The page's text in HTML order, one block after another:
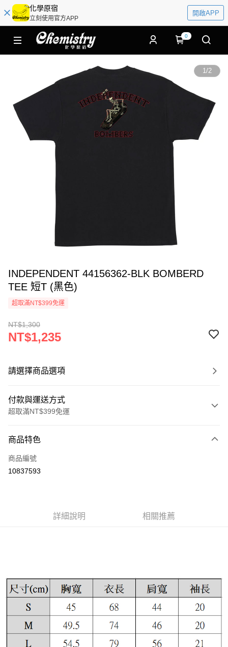
化學原宿
立刻使用官方APP
開啟APP
0
1/2
INDEPENDENT 44156362-BLK BOMBERD
TEE 短T (黑色)
超取滿NT$399免運
NT$1,300
NT$1,235
請選擇商品選項
付款與運送方式
超取滿NT$399免運
信用卡一次付款
超商取貨付款
運送方式
每筆NT$60，滿NT$399(含以上)免運費
付款後全家取貨
商品特色
商品編號
10837593
詳細說明 相關推薦